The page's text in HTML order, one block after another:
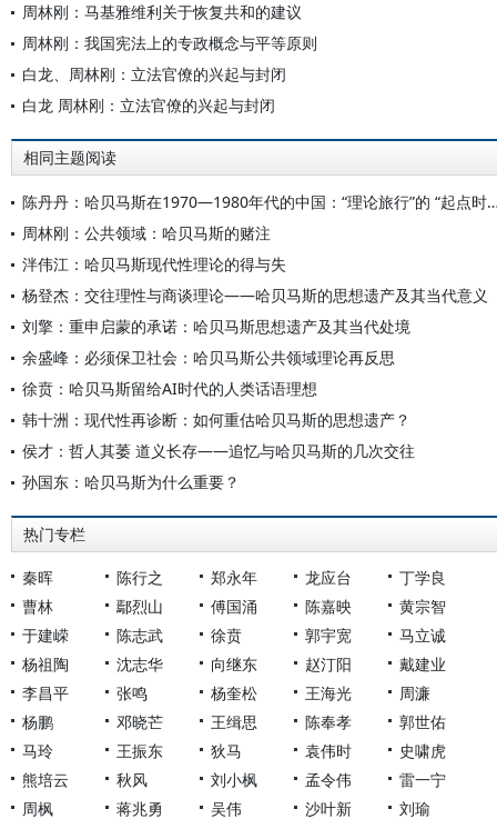
周林刚：马基雅维利关于恢复共和的建议
周林刚：我国宪法上的专政概念与平等原则
白龙、周林刚：立法官僚的兴起与封闭
白龙 周林刚：立法官僚的兴起与封闭
相同主题阅读
陈丹丹：哈贝马斯在1970—1980年
周林刚：公共领域：哈贝马斯的赌注
泮伟江：哈贝马斯现代性理论的得与失
杨登杰：交往理性与商谈理论——哈贝马斯的思想遗产及其当代意义
刘擎：重申启蒙的承诺：哈贝马斯思想遗产及其当代处境
余盛峰：必须保卫社会：哈贝马斯公共领域理论再反思
徐贲：哈贝马斯留给AI时代的人类话语理想
韩十洲：现代性再诊断：如何重估哈贝马斯的思想遗产？
侯才：哲人其萎 道义长存——追忆与哈贝马斯的几次交往
孙国东：哈贝马斯为什么重要？
热门专栏
秦晖 陈行之 郑永年 龙应台
丁学良
曹林
鄢烈山 傅国涌 陈嘉映
黄宗智
于建嵘
陈志武 徐贲 郭宇宽
马立诚
杨祖陶
沈志华 向继东 赵汀阳
戴建业
李昌平
张鸣 杨奎松 王海光
周濂
杨鹏
邓晓芒 王缉思 陈奉孝
郭世佑
马玲
王振东 狄马 袁伟时
史啸虎
熊培云
秋风 刘小枫 孟令伟
雷一宁
周枫
蒋兆勇 吴伟 沙叶新
刘瑜